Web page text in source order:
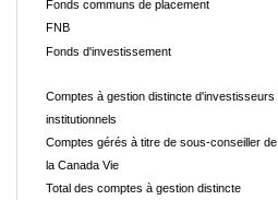
Fonds communs de placement
FNB
Fonds d'investissement
Comptes à gestion distincte d'investisseurs
institutionnels
Comptes gérés à titre de sous-conseiller de
la Canada Vie
Total des comptes à gestion distincte